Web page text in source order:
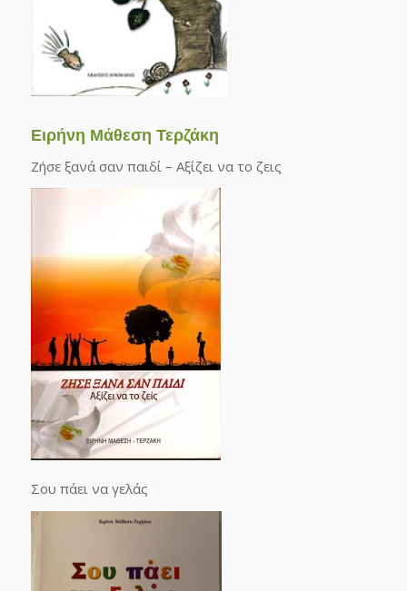
Ειρήνη Μάθεση Τερζάκη
Ζήσε ξανά σαν παιδί – Αξίζει να το ζεις
Σου πάει να γελάς